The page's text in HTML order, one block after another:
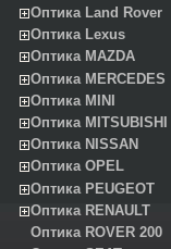
Оптика Land Rover
Оптика Lexus
Оптика MAZDA
Оптика MERCEDES
Оптика MINI
Оптика MITSUBISHI
Оптика NISSAN
Оптика OPEL
Оптика PEUGEOT
Оптика RENAULT
Оптика ROVER 200